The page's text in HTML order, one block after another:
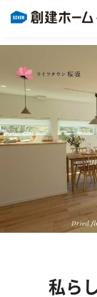
私ら